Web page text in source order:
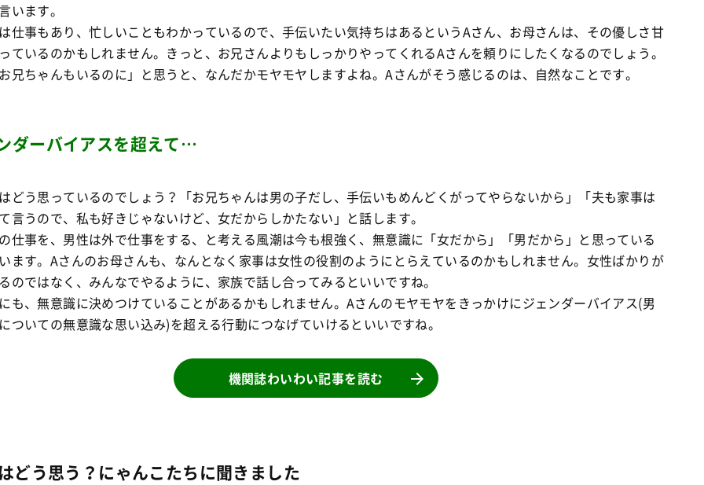
います。
仕事もあり、忙しいこともわかっているので、手伝いたい気持ちはあるというAさん、お母さんは、その優しさ甘
ているのかもしれません。きっと、お兄さんよりもしっかりやってくれるAさんを頼りにしたくなるのでしょう。
兄ちゃんもいるのに」と思うと、なんだかモヤモヤしますよね。Aさんがそう感じるのは、自然なことです。
ダーバイアスを超えて…
どう思っているのでしょう？「お兄ちゃんは男の子だし、手伝いもめんどくがってやらないから」「夫も家事は
言うので、私も好きじゃないけど、女だからしかたない」と話します。
仕事を、男性は外で仕事をする、と考える風潮は今も根強く、無意識に「女だから」「男だから」と思っている
ます。Aさんのお母さんも、なんとなく家事は女性の役割のようにとらえているのかもしれません。女性ばかりが
のではなく、みんなでやるように、家族で話し合ってみるといいですね。
も、無意識に決めつけていることがあるかもしれません。Aさんのモヤモヤをきっかけにジェンダーバイアス(男
ついての無意識な思い込み)を超える行動につなげていけるといいですね。
機関誌わいわい記事を読む
どう思う？にゃんこたちに聞きました